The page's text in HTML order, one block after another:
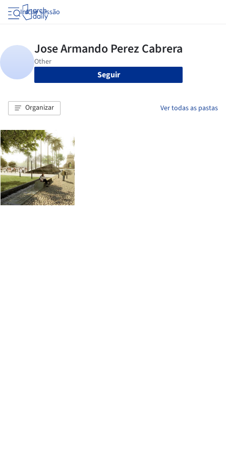
Iniciar sessão
Seguir
Organizar Ver todas as pastas